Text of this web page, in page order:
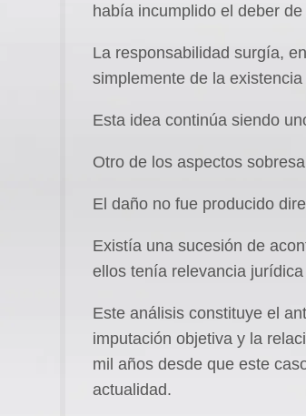
había incumplido el deber
La responsabilidad surgía,
simplemente de la
Esta idea continúa siendo
Otro de los aspectos
El daño no fue producido
Existía una sucesión de
ellos tenía relevancia
Este análisis constituye el
imputación objetiva y la
mil años desde que este
actualidad.